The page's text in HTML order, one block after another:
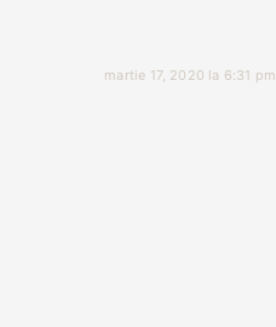
martie 17, 2020 la 6:31 pm